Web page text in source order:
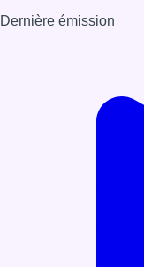
Dernière émission